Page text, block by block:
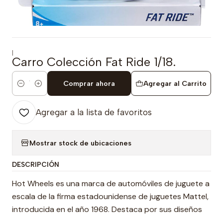
|
Carro Colección Fat Ride 1/18.
Cantidad
Agregar al Carrito
Comprar ahora
Agregar a la lista de favoritos
Mostrar stock de ubicaciones
DESCRIPCIÓN
Hot Wheels es una marca de automóviles de juguete a
escala de la firma estadounidense de juguetes Mattel,
introducida en el año 1968. Destaca por sus diseños